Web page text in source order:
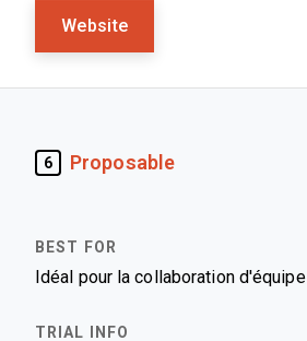
Website
6 Proposable
Idéal pour la collaboration d'équipe